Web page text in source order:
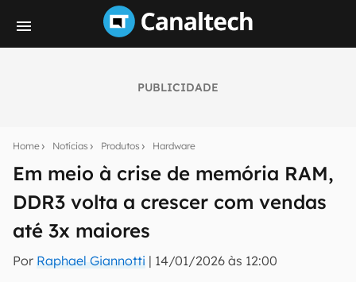
PUBLICIDADE
Home Notícias Produtos Hardware
Em meio à crise de memória RAM,
DDR3 volta a crescer com vendas
até 3x maiores
Por Raphael Giannotti | 14/01/2026 às 12:00
notícias e reviews sobre tecnologia em primeira
E-mail
inscreva-se